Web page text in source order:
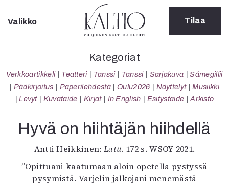
Sulje
Kategoriat
Verkkoartikkeli
Teatteri
Tanssi
Sarjakuva
Sámegillii
Pääkirjoitus
Oulu2026
Valikko Tilaa
Kategoriat
Verkkoartikkeli Teatteri Tanssi Tanssi Sarjakuva
Sámegillii
Pääkirjoitus
Paperilehdestä Oulu2026 Näyttelyt
Musiikki
Levyt
Kuvataide Kirjat In English Esitystaide Arkisto
Hyvä on hiihtäjän hiihdellä
Antti Heikkinen:Latu. 172 s. WSOY 2021.
”Opittuani kaatumaan aloin opetella pystyssä
pysymistä. Varjelin jalkojani menemästä